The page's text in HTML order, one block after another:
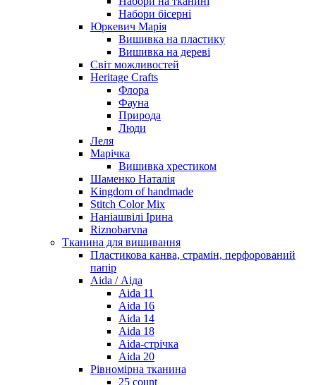
Набори бісерні
Юркевич Марія
Вишивка на пластику
Вишивка на дереві
Світ можливостей
Heritage Crafts
Флора
Фауна
Природа
Люди
Леля
Марічка
Вишивка хрестиком
Шаменко Наталія
Kingdom of handmade
Stitch Color Mix
Наніашвілі Ірина
Riznobarvna
Тканина для вишивання
Пластикова канва, страмін, перфорований
папір
Aida / Аіда
Aida 11
Aida 16
Aida 14
Aida 18
Aida-стрічка
Aida 20
Рівномірна тканина
25 count